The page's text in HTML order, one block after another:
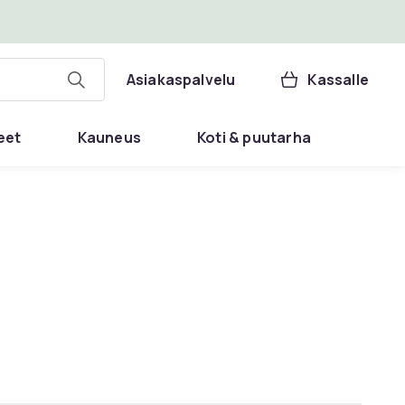
Asiakaspalvelu Kassalle
Kauneus Koti & puutarha